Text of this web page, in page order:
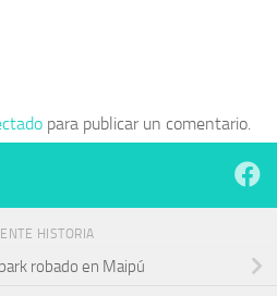
para publicar un comentario.
HISTORIA
robado en Maipú